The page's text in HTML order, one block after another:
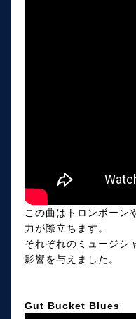
この曲はトロンボーン
力が際立ちます。
それぞれのミュージシ
影響を与えました。
Gut Bucket Blues